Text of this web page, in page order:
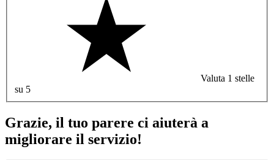
Valuta 1 stelle
su 5
Grazie, il tuo parere ci aiuterà a
migliorare il servizio!